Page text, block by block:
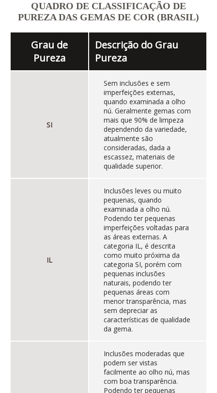
QUADRO DE CLASSIFICAÇÃO DE
PUREZA DAS GEMAS DE COR (BRASIL)
Grau de
Pureza
Descrição do Grau
Pureza
SI
Sem inclusões e sem
imperfeições externas,
quando examinada a olho
nú. Geralmente gemas com
mais que 90% de limpeza
dependendo da variedade,
atualmente são
consideradas, dada a
escassez, materiais de
qualidade superior.
IL
Inclusões leves ou muito
pequenas, quando
examinada a olho nú.
Podendo ter pequenas
imperfeições voltadas para
as áreas externas. A
categoria IL, é descrita
como muito próxima da
categoria SI, porém com
pequenas inclusões
naturais, podendo ter
pequenas áreas com
menor transparência, mas
sem depreciar as
características de qualidade
da gema.
Inclusões moderadas que
podem ser vistas
facilmente ao olho nú, mas
com boa transparência.
Podendo ter pequenas